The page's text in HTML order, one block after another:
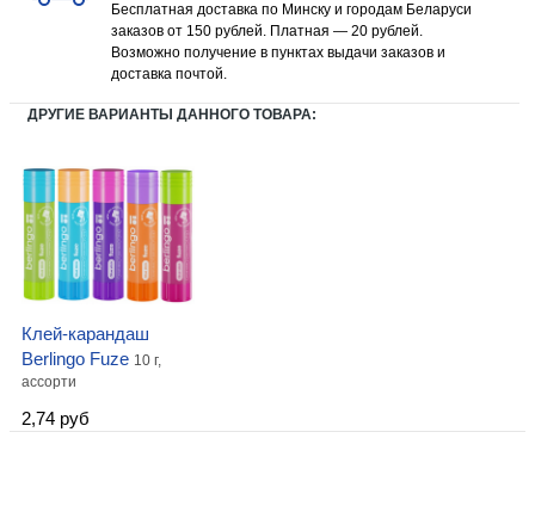
Бесплатная доставка по Минску и городам Беларуси
заказов от 150 рублей. Платная — 20 рублей.
Возможно получение в пунктах выдачи заказов и
доставка почтой.
ДРУГИЕ ВАРИАНТЫ ДАННОГО ТОВАРА:
Клей-карандаш
Berlingo Fuze 10 г,
ассорти
2,74 руб